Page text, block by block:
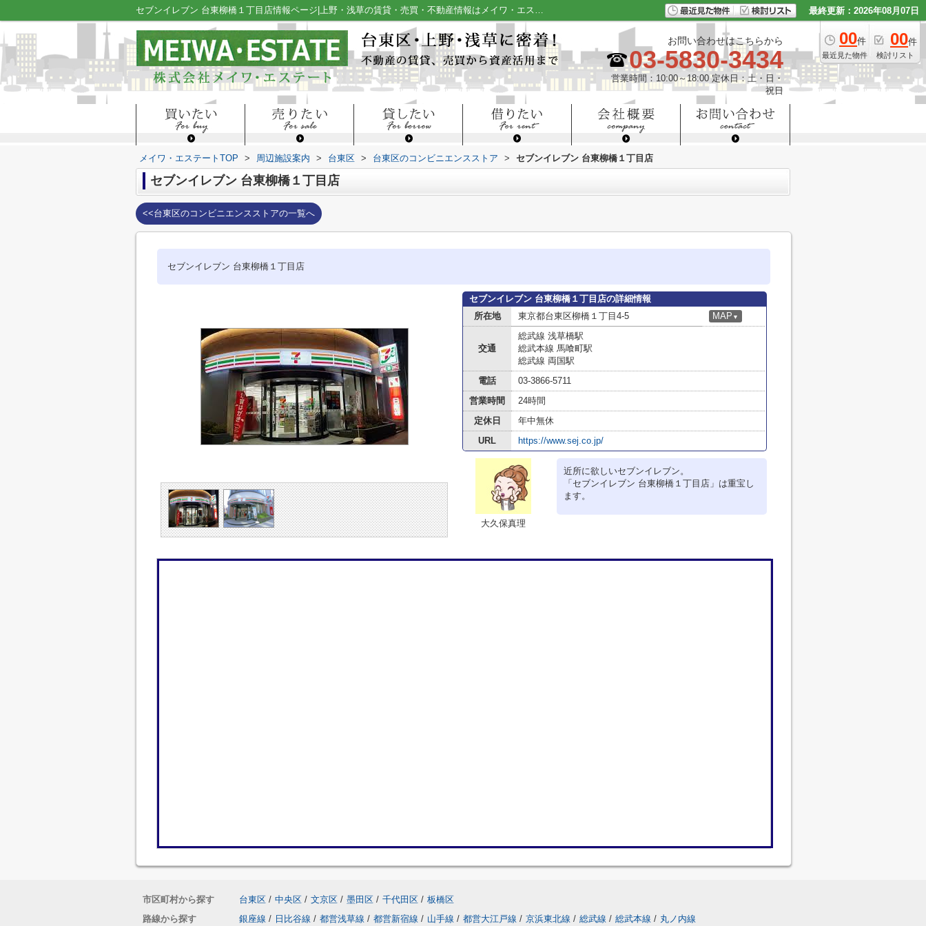
セブンイレブン 台東柳橋１丁目店情報ページ|上野・浅草の賃貸・売買・不動産情報はメイワ・エステート 最終更新：2026年08月07日
00件
最近見た物件
00件
検討リスト
お問い合わせはこちらから
03-5830-3434
営業時間：10:00～18:00 定休日：土・日・
祝日
メイワ・エステートTOP > 周辺施設案内 > 台東区 > 台東区のコンビニエンスストア > セブンイレブン 台東柳橋１丁目店
セブンイレブン 台東柳橋１丁目店
<<台東区のコンビニエンスストアの一覧へ
セブンイレブン 台東柳橋１丁目店
セブンイレブン 台東柳橋１丁目店の詳細情報
所在地
東京都台東区柳橋１丁目4-5 MAP ▼
交通
総武線 浅草橋駅
総武本線 馬喰町駅
総武線 両国駅
電話
03-3866-5711
営業時間
24時間
定休日
年中無休
URL
https://www.sej.co.jp/
大久保真理
近所に欲しいセブンイレブン。
「セブンイレブン 台東柳橋１丁目店」は重宝し
ます。
市区町村から探す 台東区 / 中央区 / 文京区 / 墨田区 / 千代田区 / 板橋区
路線から探す
銀座線 / 日比谷線 / 都営浅草線 / 都営新宿線 / 山手線 / 都営大江戸線 / 京浜東北線 / 総武線 / 総武本線 / 丸ノ内線